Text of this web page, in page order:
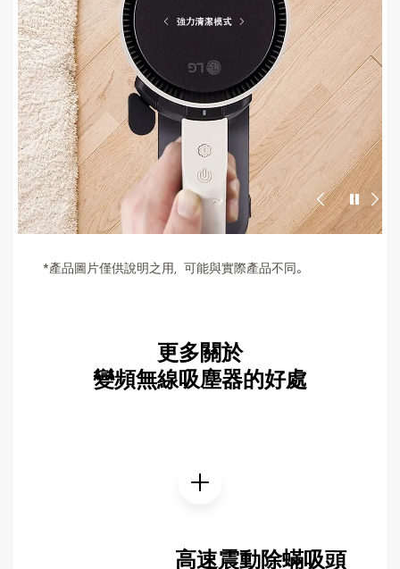
*產品圖片僅供說明之用，可能與實際產品不同。
更多關於
變頻無線吸塵器的好處
高速震動除蟎吸頭